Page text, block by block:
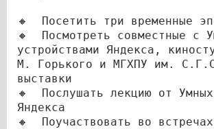
🔸 Посетить три временные
🔸 Посмотреть совместные с
устройствами Яндекса,
М. Горького и МГХПУ им.
выставки
🔸 Послушать лекцию от Умных
Яндекса
🔸 Поучаствовать во